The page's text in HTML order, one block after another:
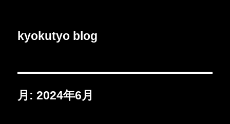
kyokutyo blog
月:2024年6月